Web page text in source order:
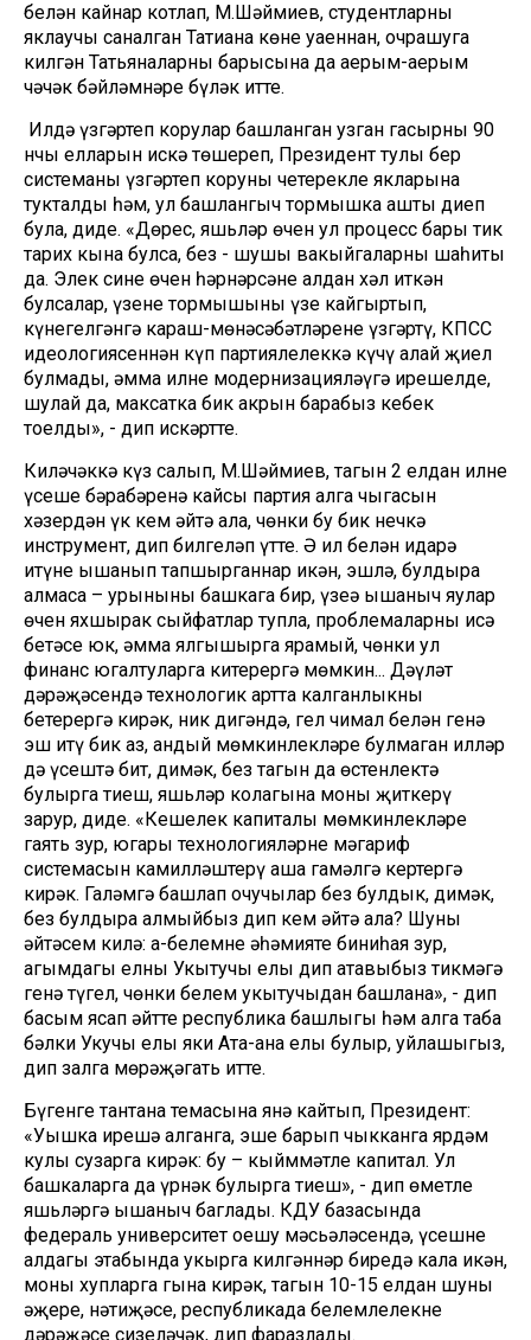
белән кайнар котлап, М.Шәймиев, студентларны
яклаучы саналган Татиана көне уңаеннан, очрашуга
килгән Татьяналарның барысына да аерым-аерым
чәчәк бәйләмнәре бүләк итте.
Илдә үзгәртеп корулар башланган узган гасырның 90
нчы елларын искә төшереп, Президент тулы бер
системаны үзгәртеп коруның четерекле якларына
тукталды һәм, ул башлангыч тормышка ашты диеп
була, диде. «Дөрес, яшьләр өчен ул процесс бары тик
тарих кына булса, без - шушы вакыйгаларның шаһиты
да. Элек синең өчен һәрнәрсәне алдан хәл иткән
булсалар, үзеңнең тормышыңны үзең кайгыртып,
күнегелгәнгә караш-мөнәсәбәтләреңне үзгәртү, КПСС
идеологиясеннән күп партиялелеккә күчү алай җиңел
булмады, әмма илне модернизацияләүгә ирешелде,
шулай да, максатка бик акрын барабыз кебек
тоелды», - дип искәртте.
Киләчәккә күз салып, М.Шәймиев, тагын 2 елдан илнең
үсеше бәрабәренә кайсы партия алга чыгасын
хәзердән үк кем әйтә ала, чөнки бу бик нечкә
инструмент, дип билгеләп үтте. Ә ил белән идарә
итүне ышанып тапшырганнар икән, эшлә, булдыра
алмасаң – урыныңны башкага бир, үзеңә ышаныч яулар
өчен яхшырак сыйфатлар тупла, проблемаларның исә
бетәсе юк, әмма ялгышырга ярамый, чөнки ул
финанс югалтуларга китерергә мөмкин... Дәүләт
дәрәҗәсендә технологик артта калганлыкны
бетерергә кирәк, ник дигәндә, гел чимал белән генә
эш итү бик аз, андый мөмкинлекләре булмаган илләр
дә үсештә бит, димәк, без тагын да өстенлектә
булырга тиеш, яшьләр колагына моны җиткерү
зарур, диде. «Кешелек капиталы мөмкинлекләре
гаять зур, югары технологияләрне мәгариф
системасын камилләштерү аша гамәлгә кертергә
кирәк. Галәмгә башлап очучылар без булдык, димәк,
без булдыра алмыйбыз дип кем әйтә ала? Шуны
әйтәсем килә: аң-белемнең әһәмияте биниһая зур,
агымдагы елны Укытучы елы дип атавыбыз тикмәгә
генә түгел, чөнки белем укытучыдан башлана», - дип
басым ясап әйтте республика башлыгы һәм алга таба
бәлки Укучы елы яки Ата-ана елы булыр, уйлашыгыз,
дип залга мөрәҗәгать итте.
Бүгенге тантана темасына янә кайтып, Президент:
«Уңышка ирешә алганга, эше барып чыкканга ярдәм
кулы сузарга кирәк: бу – кыйммәтле капитал. Ул
башкаларга да үрнәк булырга тиеш», - дип өметле
яшьләргә ышаныч баглады. КДУ базасында
федераль университет оешу мәсьәләсендә, үсешнең
алдагы этабында укырга килгәннәр биредә кала икән,
моны хупларга гына кирәк, тагын 10-15 елдан шуның
әҗере, нәтиҗәсе, республикада белемлелекнең
дәрәҗәсе сизеләчәк, дип фаразлады.